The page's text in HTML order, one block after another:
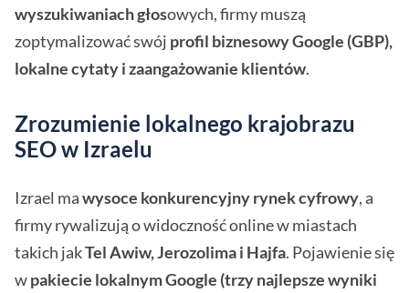
wyszukiwaniach głosowych, firmy muszą
zoptymalizować swój profil biznesowy Google (GBP),
lokalne cytaty i zaangażowanie klientów.
Zrozumienie lokalnego krajobrazu
SEO w Izraelu
Izrael mawysoce konkurencyjny rynek cyfrowy, a
firmy rywalizują o widoczność online w miastach
takich jakTel Awiw, Jerozolima i Hajfa. Pojawienie się
wpakiecie lokalnym Google (trzy najlepsze wyniki